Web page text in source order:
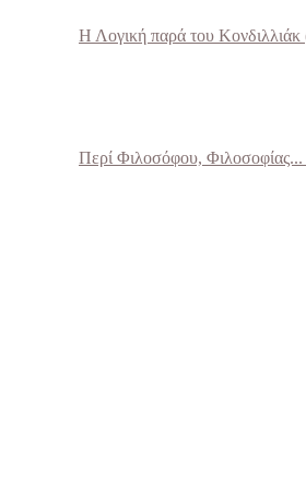
Η Λογική παρά του Κονδιλλιάκ
Περί Φιλοσόφου,